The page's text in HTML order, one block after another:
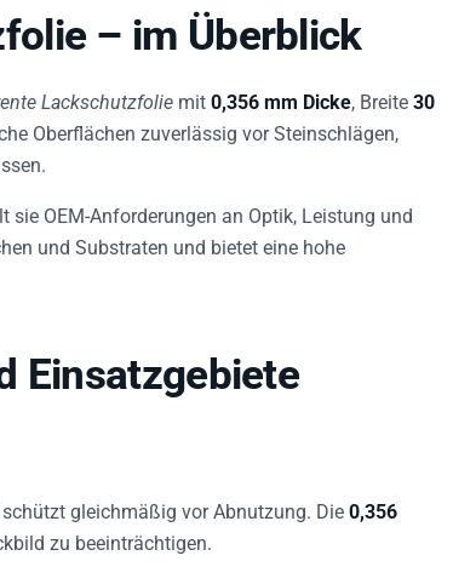
– im Überblick
Lackschutzfolie mit 0,356 mm Dicke , Breite 30
Oberflächen zuverlässig vor Steinschlägen,
sie OEM-Anforderungen an Optik, Leistung und
und Substraten und bietet eine hohe
Einsatzgebiete
gleichmäßig vor Abnutzung. Die 0,356
zu beeinträchtigen.